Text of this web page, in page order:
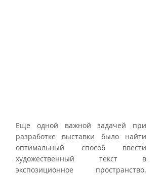
Еще одной важной задачей при
разработке выставки было найти
оптимальный способ ввести
художественный текст в
экспозиционное пространство.